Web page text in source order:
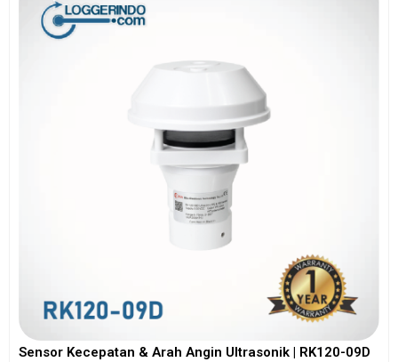
Sensor Kecepatan & Arah Angin Ultrasonik | RK120-09D